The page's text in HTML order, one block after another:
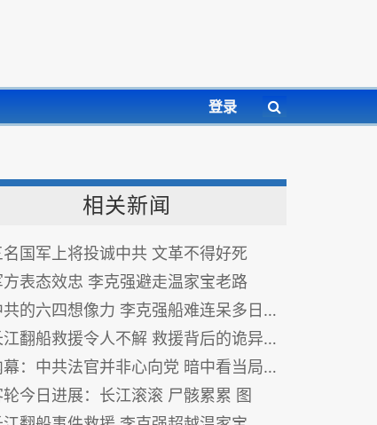
登录
相关新闻
名国军上将投诚中共 文革不得好死
方表态效忠 李克强避走温家宝老路
的六四想像力 李克强船难连呆多日有说法
翻船救援令人不解 救援背后的诡异频频
：中共法官并非心向党 暗中看当局笑话坐山观虎斗 图
轮今日进展：长江滚滚 尸骸累累 图